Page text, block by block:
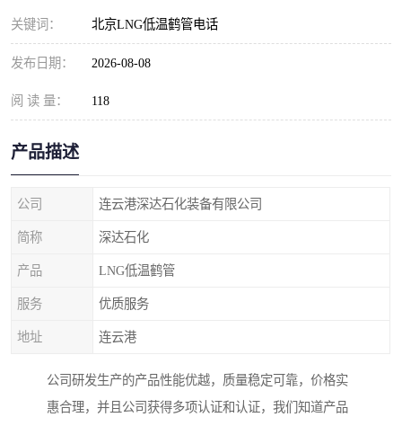
关键词： 北京LNG低温鹤管电话
发布日期： 2026-08-08
阅 读 量： 118
产品描述
公司 连云港深达石化装备有限公司
简称 深达石化
产品 LNG低温鹤管
服务 优质服务
地址 连云港
公司研发生产的产品性能优越，质量稳定可靠，价格实
惠合理，并且公司获得多项认证和认证，我们知道产品